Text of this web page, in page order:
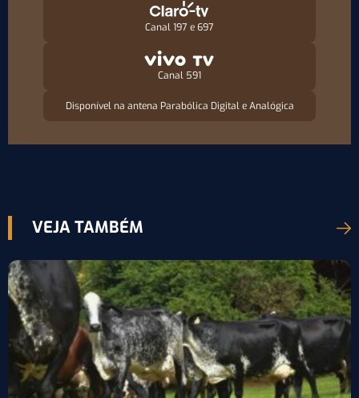
Canal 197 e 697
Canal 591
Disponível na antena Parabólica Digital e Analógica
VEJA TAMBÉM